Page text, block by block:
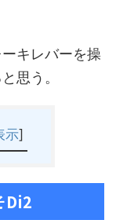
キレバーを操
思う。
示]
Di2